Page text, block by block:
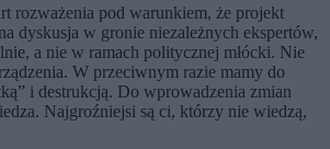
rozważenia pod warunkiem, że projekt
dyskusja w gronie niezależnych ekspertów,
a nie w ramach politycznej młócki. Nie
W przeciwnym razie mamy do
i destrukcją. Do wprowadzenia zmian
Najgroźniejsi są ci, którzy nie wiedzą,